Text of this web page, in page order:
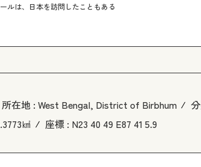
ルは、日本を訪問したこともある
所在地 : West Bengal, District of Birbhum
㎢ 座標 : N23 40 49 E87 41 5.9